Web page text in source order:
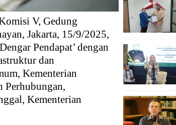
V, Gedung
Jakarta, 15/9/2025,
Pendapat’ dengan
dan
Kementerian
Perhubungan,
Kementerian